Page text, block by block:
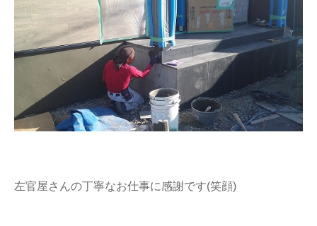
左官屋さんの丁寧なお仕事に感謝です(笑顔)